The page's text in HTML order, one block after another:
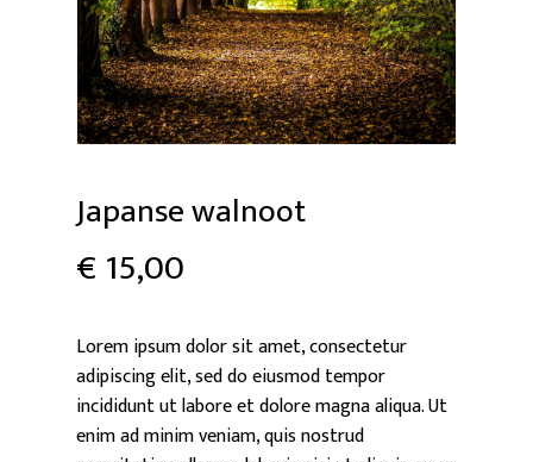
Japanse walnoot
€ 15,00
Lorem ipsum dolor sit amet, consectetur
adipiscing elit, sed do eiusmod tempor
incididunt ut labore et dolore magna aliqua. Ut
enim ad minim veniam, quis nostrud